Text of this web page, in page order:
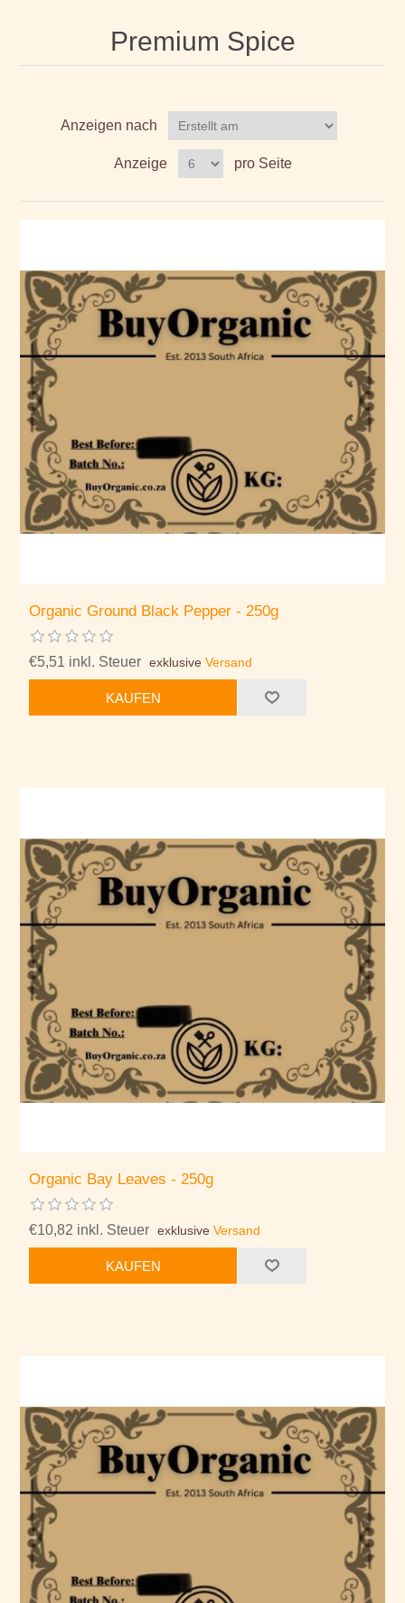
Premium Spice
Anzeigen nach
Anzeige pro Seite
Organic Ground Black Pepper - 250g
€5,51 inkl. Steuer exklusiveVersand
KAUFEN
Organic Bay Leaves - 250g
€10,82 inkl. Steuer exklusiveVersand
KAUFEN